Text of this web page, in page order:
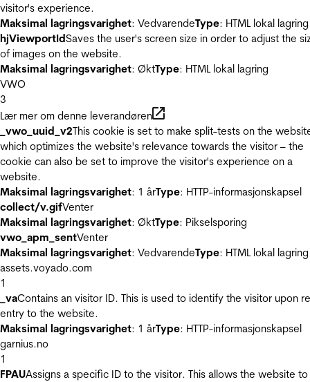
visitor's experience.
Maksimal lagringsvarighet: VedvarendeType: HTML lokal lagring
hjViewportIdSaves the user's screen size in order to adjust the
of images on the website.
Maksimal lagringsvarighet: ØktType: HTML lokal lagring
VWO
3
Lær mer om denne leverandøren
_vwo_uuid_v2This cookie is set to make split-tests on the
which optimizes the website's relevance towards the visitor – the
cookie can also be set to improve the visitor's experience on a
website.
Maksimal lagringsvarighet: 1 årType: HTTP-informasjonskapsel
collect/v.gifVenter
Maksimal lagringsvarighet: ØktType: Pikselsporing
vwo_apm_sentVenter
Maksimal lagringsvarighet: VedvarendeType: HTML lokal lagring
assets.voyado.com
1
_vaContains an visitor ID. This is used to identify the visitor upon
entry to the website.
Maksimal lagringsvarighet: 1 årType: HTTP-informasjonskapsel
garnius.no
1
FPAUAssigns a specific ID to the visitor. This allows the website to